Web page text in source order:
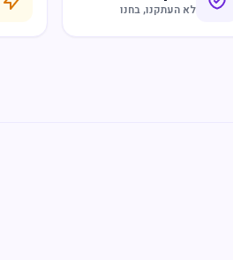
לא העתקנו, בחנו